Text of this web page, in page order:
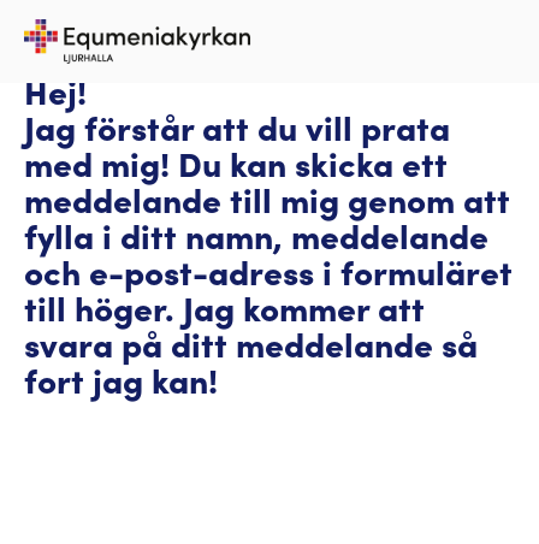
Hej!
Jag förstår att du vill prata
med mig! Du kan skicka ett
meddelande till mig genom att
fylla i ditt namn, meddelande
och e-post-adress i formuläret
till höger. Jag kommer att
svara på ditt meddelande så
fort jag kan!